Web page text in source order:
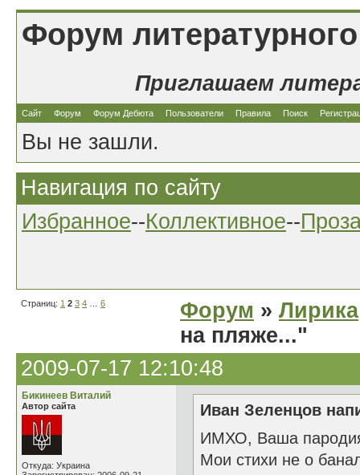
Форум
Приглашаем
Сайт Форум Форум Дебюта Пользователи Правила Поиск
Вы не зашли.
Навигация по сайту
Избранное--Коллективное--
Страниц: 1 2 3 4 6 Форум » Лирика
на пляже..."
2009-07-17 12:10:48
Бикинеев Виталий
Автор сайта
Откуда: Украина
Иван Зеленцов
ИМХО, Ваша пародия
Мои стихи не о